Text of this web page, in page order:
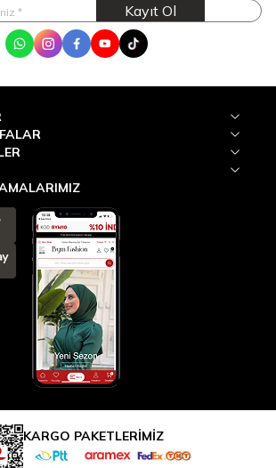
Kayıt Ol
WhatsApp
InstagramFacebook
YoutubeTik Tok
KARGO PAKETLERİMİZ